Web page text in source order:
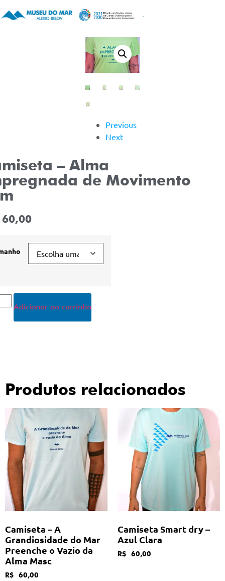
Previous
Next
– Alma
de Movimento
Adicionar ao carrinho
Produtos relacionados
Camiseta – A
Grandiosidade do Mar
Preenche o Vazio da
Alma Masc
R$ 60,00
Camiseta Smart dry –
Azul Clara
R$ 60,00